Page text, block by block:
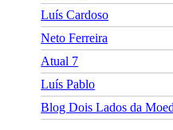
Luís Cardoso
Neto Ferreira
Atual 7
Luís Pablo
Blog Dois Lados da